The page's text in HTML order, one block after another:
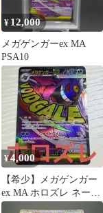
¥ 12,000
メガゲンガーex MA
PSA10
¥4,000
【希少】メガゲンガー
ex MA ホロズレ ネーム
ズレ エラーカード【魂